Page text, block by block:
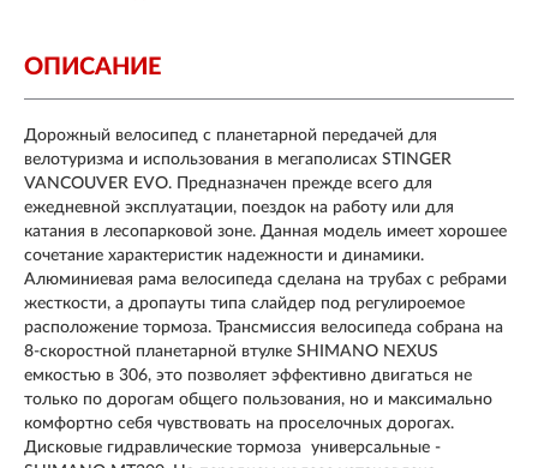
ОПИСАНИЕ
Дорожный велосипед с планетарной передачей для
велотуризма и использования в мегаполисах STINGER
VANCOUVER EVO. Предназначен прежде всего для
ежедневной эксплуатации, поездок на работу или для
катания в лесопарковой зоне. Данная модель имеет хорошее
сочетание характеристик надежности и динамики.
Алюминиевая рама велосипеда сделана на трубах с ребрами
жесткости, а дропауты типа слайдер под регулироемое
расположение тормоза. Трансмиссия велосипеда собрана на
8-скоростной планетарной втулке SHIMANO NEXUS
емкостью в 306, это позволяет эффективно двигаться не
только по дорогам общего пользования, но и максимально
комфортно себя чувствовать на проселочных дорогах.
Дисковые гидравлические тормоза универсальные -